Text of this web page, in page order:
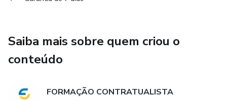
Saiba mais sobre quem criou o
conteúdo
FORMAÇÃO CONTRATUALISTA